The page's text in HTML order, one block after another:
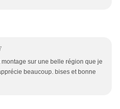
sur une belle région que je
beaucoup. bises et bonne